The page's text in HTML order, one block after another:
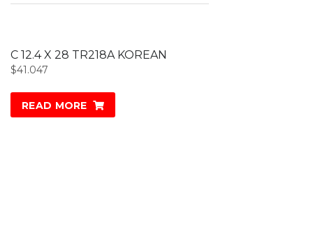
C 12.4 X 28 TR218A KOREAN
$41.047
READ MORE